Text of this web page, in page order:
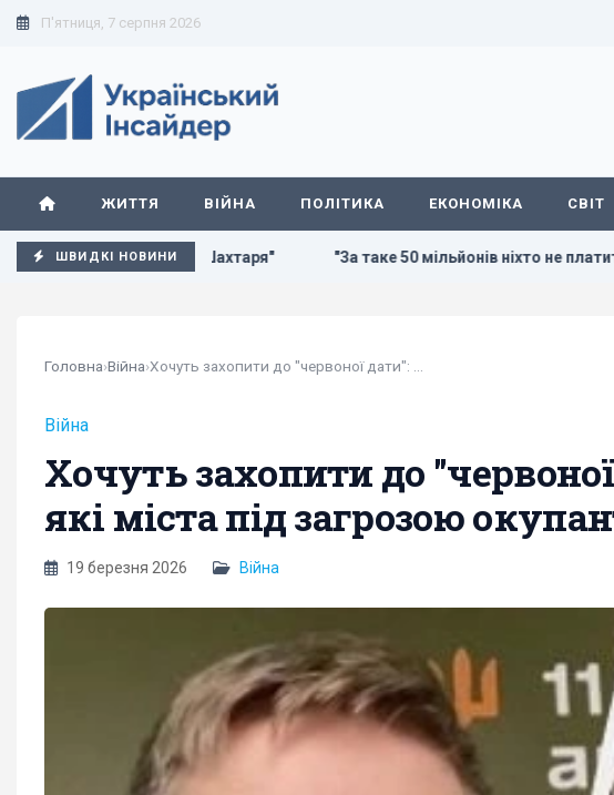
П'ятниця, 7 серпня 2026
ЖИТТЯ ВІЙНА ПОЛІТИКА ЕКОНОМІКА СВІТ
ШВИДКІ НОВИНИ
"Шахтаря" "За таке 50 мільйонів ніхто не платить", –
Головна›Війна›
Війна
Хочуть захопити до
які міста під загрозою
19 березня 2026 Війна